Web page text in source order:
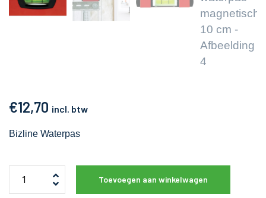
€12,70 incl. btw
Bizline Waterpas
Toevoegen aan winkelwagen